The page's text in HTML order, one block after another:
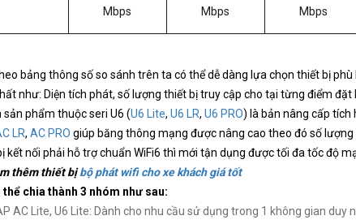
Mbps
Mbps
Mbps
bảng thông số so sánh trên ta có thể dễ dàng lựa chọn thiết bị
như: Diện tích phát, số lượng thiết bị truy cập cho tại từng điểm đặt
sản phẩm thuộc seri U6 (U6 Lite, U6 LR, U6 PRO) là bản nâng cấp tích
LR, AC PRO giúp băng thông mạng được nâng cao theo đó số
kết nối phải hỗ trợ chuẩn WiFi6 thì mới tận dụng được tối đa tốc độ
thêm thiết bịbộ phát wifi cho xe khách giá tốt
thể chia thành 3 nhóm như sau:
AC Lite, U6 Lite: Dành cho nhu cầu sử dụng trong 1 không gian